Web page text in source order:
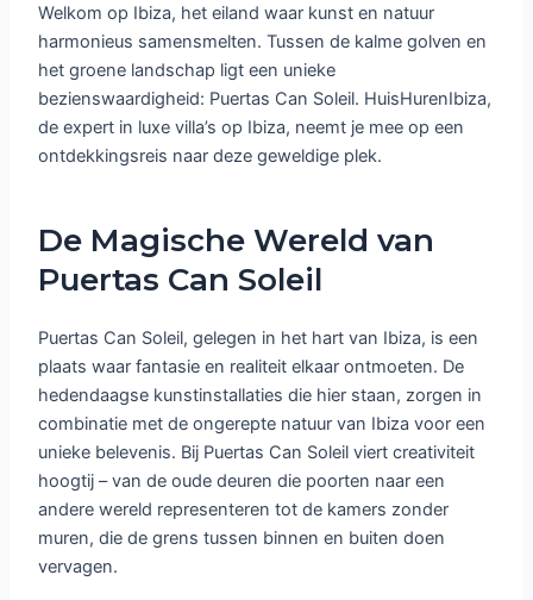
Welkom op Ibiza, het eiland waar kunst en natuur
harmonieus samensmelten. Tussen de kalme golven en
het groene landschap ligt een unieke
bezienswaardigheid: Puertas Can Soleil. HuisHurenIbiza,
de expert in luxe villa’s op Ibiza, neemt je mee op een
ontdekkingsreis naar deze geweldige plek.
De Magische Wereld van
Puertas Can Soleil
Puertas Can Soleil, gelegen in het hart van Ibiza, is een
plaats waar fantasie en realiteit elkaar ontmoeten. De
hedendaagse kunstinstallaties die hier staan, zorgen in
combinatie met de ongerepte natuur van Ibiza voor een
unieke belevenis. Bij Puertas Can Soleil viert creativiteit
hoogtij – van de oude deuren die poorten naar een
andere wereld representeren tot de kamers zonder
muren, die de grens tussen binnen en buiten doen
vervagen.